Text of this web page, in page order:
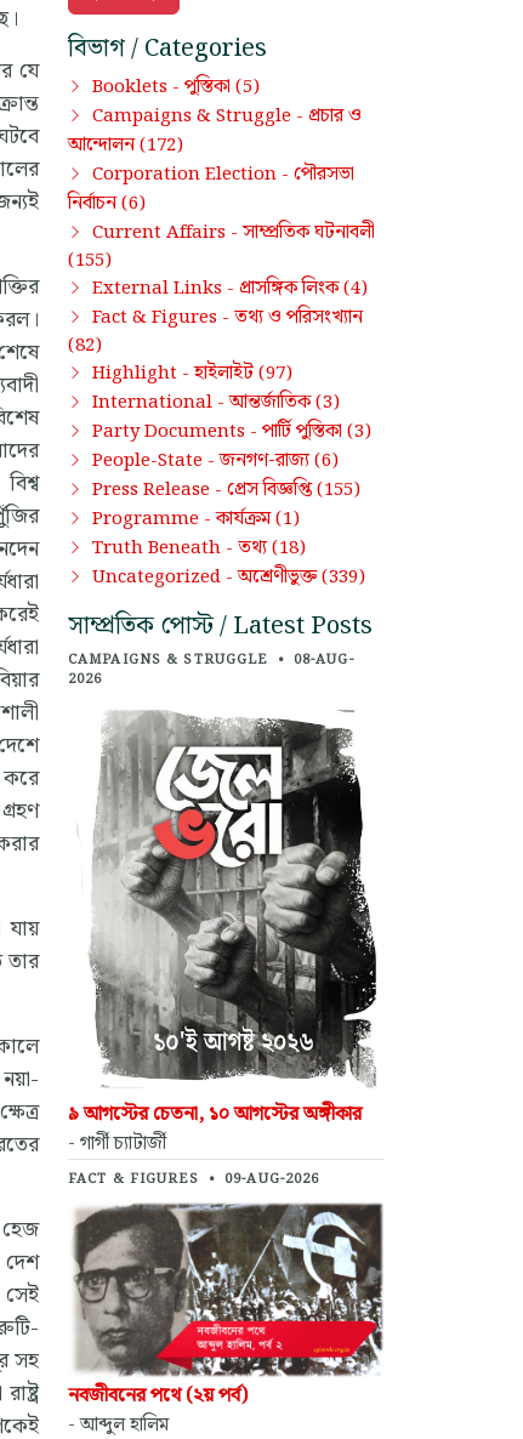
যে
করে
যায়
তার
হেজ
সহ
বিভাগ / Categories
Booklets - পুস্তিকা (5)
Campaigns & Struggle - প্রচার ও
আন্দোলন(172)
Corporation Election - পৌরসভা
নির্বাচন(6)
Current Affairs - সাম্প্রতিক ঘটনাবলী
(155)
External Links - প্রাসঙ্গিক লিংক(4)
Fact & Figures - তথ্য ও পরিসংখ্যান
(82)
Highlight -হাইলাইট(97)
International -আন্তর্জাতিক(3)
Party Documents - পার্টি পুস্তিকা (3)
People-State -জনগণ-রাজ্য(6)
Press Release - প্রেস বিজ্ঞপ্তি(155)
Programme -কার্যক্রম(1)
Truth Beneath - তথ্য(18)
Uncategorized -অশ্রেণীভুক্ত(339)
সাম্প্রতিক পোস্ট / Latest Posts
CAMPAIGNS & STRUGGLE • 08-AUG-
2026
৯ আগস্টের চেতনা, ১০ আগস্টের অঙ্গীকার
- গার্গী চ্যাটার্জী
FACT & FIGURES • 09-AUG-2026
নবজীবনের পথে (২য় পর্ব)
- আব্দুল হালিম